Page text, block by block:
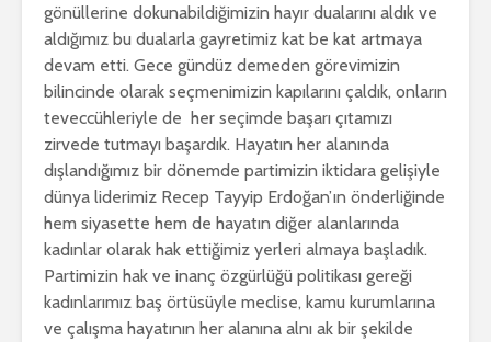
gönüllerine dokunabildiğimizin hayır dualarını aldık ve
aldığımız bu dualarla gayretimiz kat be kat artmaya
devam etti. Gece gündüz demeden görevimizin
bilincinde olarak seçmenimizin kapılarını çaldık, onların
teveccühleriyle de her seçimde başarı çıtamızı
zirvede tutmayı başardık. Hayatın her alanında
dışlandığımız bir dönemde partimizin iktidara gelişiyle
dünya liderimiz Recep Tayyip Erdoğan’ın önderliğinde
hem siyasette hem de hayatın diğer alanlarında
kadınlar olarak hak ettiğimiz yerleri almaya başladık.
Partimizin hak ve inanç özgürlüğü politikası gereği
kadınlarımız baş örtüsüyle meclise, kamu kurumlarına
ve çalışma hayatının her alanına alnı ak bir şekilde